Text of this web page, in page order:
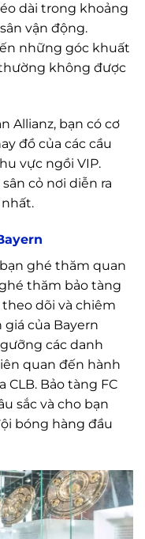
dài trong khoảng
vận động.
những góc khuất
không được
Allianz, bạn có cơ
đồ của các cầu
vực ngồi VIP.
cỏ nơi diễn ra
ghé thăm quan
thăm bảo tàng
theo dõi và chiêm
của Bayern
các danh
quan đến hành
Bảo tàng FC
sắc và cho bạn
bóng hàng đầu